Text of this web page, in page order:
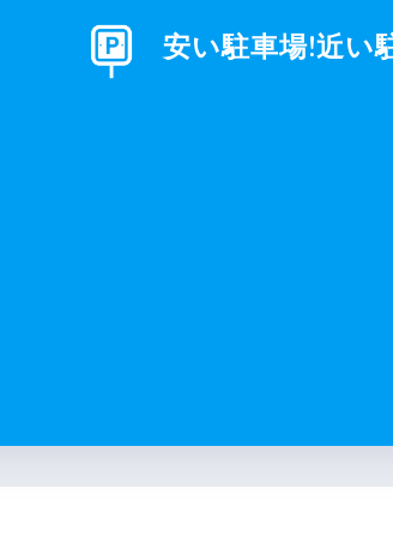
安い駐車場!近い